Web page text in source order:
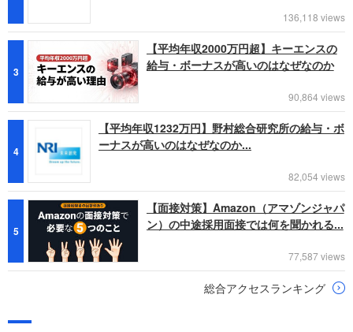
136,118 views
3
【平均年収2000万円超】キーエンスの
給与・ボーナスが高いのはなぜなのか
90,864 views
4
【平均年収1232万円】野村総合研究所の給与・ボ
ーナスが高いのはなぜなのか...
82,054 views
5
【面接対策】Amazon（アマゾンジャパ
ン）の中途採用面接では何を聞かれる...
77,587 views
総合アクセスランキング